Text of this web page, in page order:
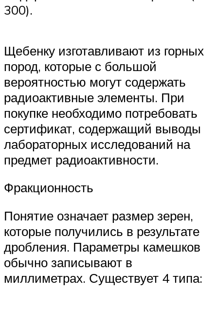
300).
Щебенку изготавливают из горных
пород, которые с большой
вероятностью могут содержать
радиоактивные элементы. При
покупке необходимо потребовать
сертификат, содержащий выводы
лабораторных исследований на
предмет радиоактивности.
Фракционность
Понятие означает размер зерен,
которые получились в результате
дробления. Параметры камешков
обычно записывают в
миллиметрах. Существует 4 типа: